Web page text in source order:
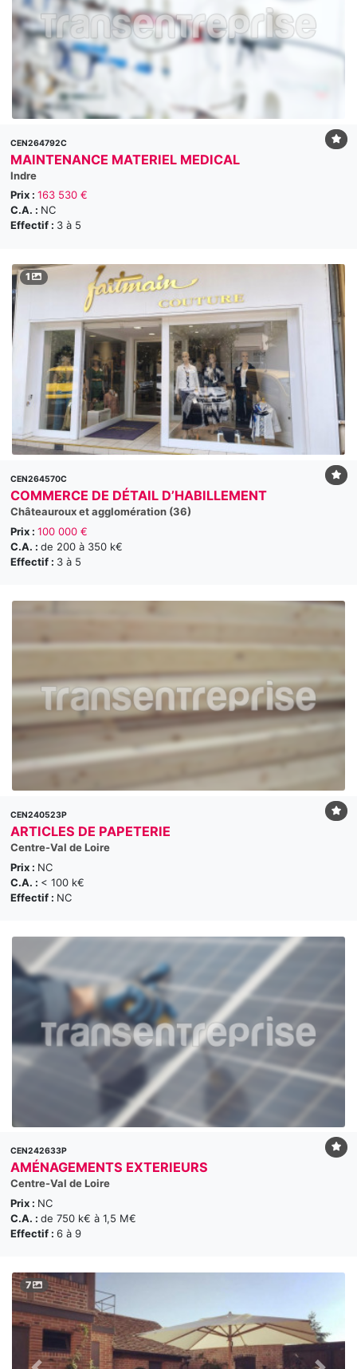
CEN264792C
MAINTENANCE MATERIEL MEDICAL
Indre
Prix : 163 530 €
C.A. : NC
Effectif : 3 à 5
1
CEN264570C
COMMERCE DE DÉTAIL D’HABILLEMENT
Châteauroux et agglomération (36)
Prix : 100 000 €
C.A. : de 200 à 350 k€
Effectif : 3 à 5
CEN240523P
ARTICLES DE PAPETERIE
Centre-Val de Loire
Prix : NC
C.A. : < 100 k€
Effectif : NC
CEN242633P
AMÉNAGEMENTS EXTERIEURS
Centre-Val de Loire
Prix : NC
C.A. : de 750 k€ à 1,5 M€
Effectif : 6 à 9
7